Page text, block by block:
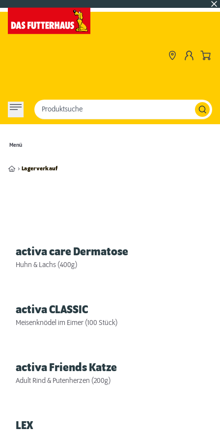
Menü
Produktsuche
Lagerverkauf
activa care Dermatose
Huhn & Lachs (400g)
activa CLASSIC
Meisenknödel im Eimer (100 Stück)
activa Friends Katze
Adult Rind & Putenherzen (200g)
LEX